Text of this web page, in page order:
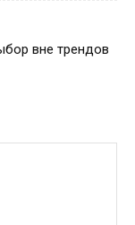
вне трендов